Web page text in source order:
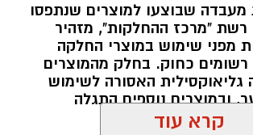
מעבדה שבוצעו למוצרים שנתפסו
רשת "מרכז ההחלקות", מזהיר
מפני שימוש במוצרי החלקה
רשומים כחוק. בחלק מהמוצרים
האסורה לשימוש
ובמוצרים נוספים התגלה
חומר המוגדר כמסרטן
קרא עוד